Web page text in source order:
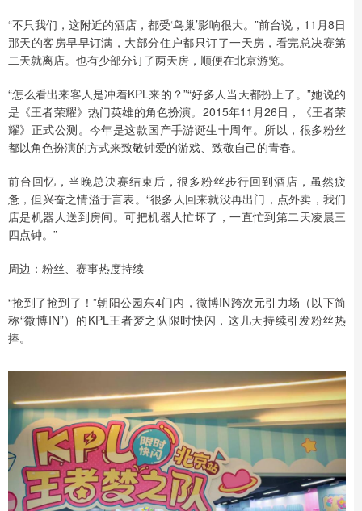
“不只我们，这附近的酒店，都受‘鸟巢’影响很大。”前台说，11月8日
那天的客房早早订满，大部分住户都只订了一天房，看完总决赛第
二天就离店。也有少部分订了两天房，顺便在北京游览。
“怎么看出来客人是冲着KPL来的？”“好多人当天都扮上了。”她说的
是《王者荣耀》热门英雄的角色扮演。2015年11月26日，《王者荣
耀》正式公测。今年是这款国产手游诞生十周年。所以，很多粉丝
都以角色扮演的方式来致敬钟爱的游戏、致敬自己的青春。
前台回忆，当晚总决赛结束后，很多粉丝步行回到酒店，虽然疲
惫，但兴奋之情溢于言表。“很多人回来就没再出门，点外卖，我们
店是机器人送到房间。可把机器人忙坏了，一直忙到第二天凌晨三
四点钟。”
周边：粉丝、赛事热度持续
“抢到了抢到了！”朝阳公园东4门内，微博IN跨次元引力场（以下简
称“微博IN”）的KPL王者梦之队限时快闪，这几天持续引发粉丝热
捧。